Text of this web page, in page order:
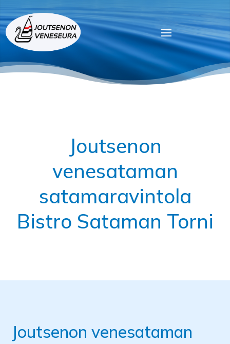
Joutsenon
venesataman
satamaravintola
Bistro Sataman Torni
Joutsenon venesataman